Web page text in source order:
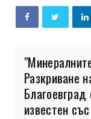
Разкриване
известен